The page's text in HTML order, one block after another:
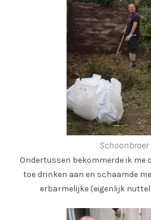
Schoonbroer
Ondertussen bekommerde ik me
toe drinken aan en schaamde
erbarmelijke (eigenlijk